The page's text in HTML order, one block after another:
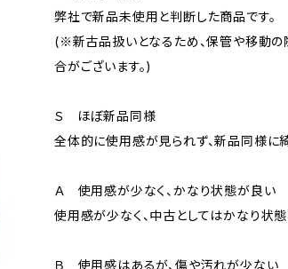
弊社で新品未使用と判断した商品です。
(※新古品扱いとなるため、保管や移動の
合がございます。)
Ｓ ほぼ新品同様
全体的に使用感が見られず、新品同様に
Ａ 使用感が少なく、かなり状態が良い
使用感が少なく、中古としてはかなり状
Ｂ 使用感はあるが、傷や汚れが少ない